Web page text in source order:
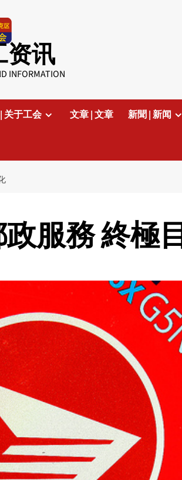
资讯
INFORMATION
关于工会 文章 | 文章 新聞 | 新闻
服務 終極